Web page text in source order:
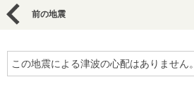
前の地震
この地震による津波の心配はありません。